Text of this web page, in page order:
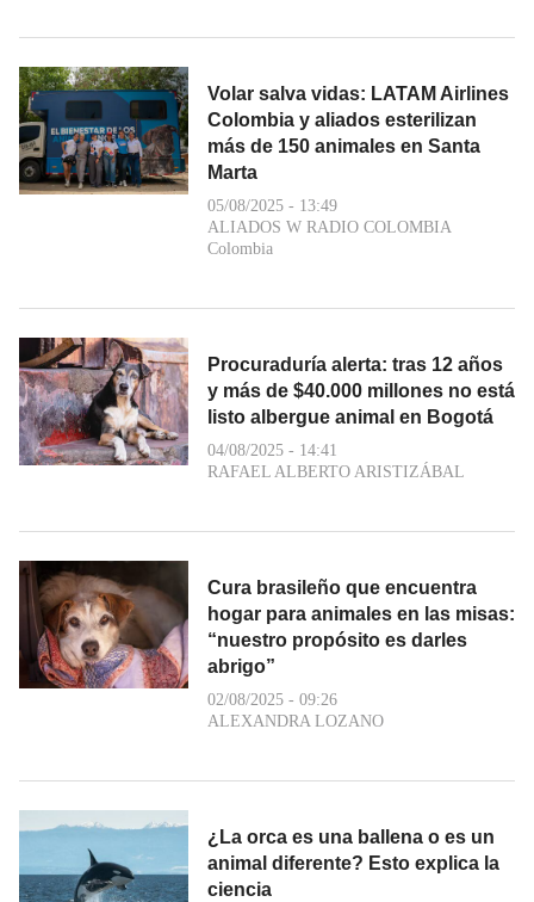
Volar salva vidas: LATAM Airlines
Colombia y aliados esterilizan
más de 150 animales en Santa
Marta
05/08/2025 - 13:49
ALIADOS W RADIO COLOMBIA
Colombia
Procuraduría alerta: tras 12 años
y más de $40.000 millones no está
listo albergue animal en Bogotá
04/08/2025 - 14:41
RAFAEL ALBERTO ARISTIZÁBAL
Cura brasileño que encuentra
hogar para animales en las misas:
“nuestro propósito es darles
abrigo”
02/08/2025 - 09:26
ALEXANDRA LOZANO
¿La orca es una ballena o es un
animal diferente? Esto explica la
ciencia